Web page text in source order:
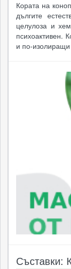
Кората на
дългите
целулоза и
психоактивен.
и по-изолиращи
Съставки: